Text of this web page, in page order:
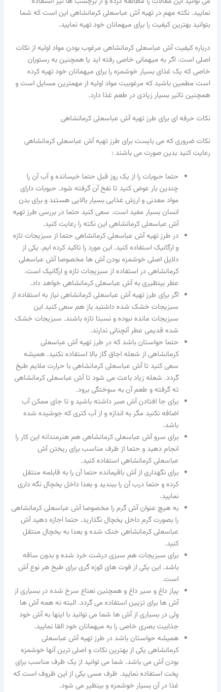
نمایید. نکته مهم در تهیه آش عباسعلی کرمانشاهی این است که شما
بتوانید بهترین کیفیت را برای میهمانان خود تهیه نمایید.
درباره کیفیت آش عباسعلی کرمانشاهی مرغوب بودن مواد اولیه از نکات
اصلی است. اگر به میهمانی خاصی رفته اید یا همچنین به رستوران
خاصی که یک غذای بسیار خوشمزه را برای میهمانان خود تهیه کرده
است مطمین باشید که مرغوبیت مواد اولیه از مهمترین مسایل است و
همچنین تاثیر بسیار زیادی در طعم غذا دارد.
نکات حرفه ای برای طرز تهیه آش عباسعلی کرمانشاهی
نکات ضروری که می بایست برای طرز تهیه آش عباسعلی کرمانشاهی
رعایت کنید بدین صورت می باشند :
حتما حبوبات را از یک روز قبل حتما خیسانده و آب آن را
چندین بار عوض کنید تا نفخ آن گرفته شود. حبوبات دارای
مواد معدنی و ارزش غذایی بسیار بالایی هستند و برای بدن
انسان بسیار مفید است. سعی کنید حتما در بررسی طرز تهیه
آش عباسعلی کرمانشاهی این نکته را رعایت کنید.
در طرز تهیه آش عباسعلی کرمانشاهی حتما از سبزیجات تازه
و ارگانیک استفاده کنید. این مورد را تاکید کرده ایم. یکی از
دلایل اصلی خوشمزه بودن آش ها مخصوصا آش عباسعلی
کرمانشاهی در استفاده از سبزیجات تازه و ارگانیک است.
عطر بینظیری به آش عباسعلی کرمانشاهی خواهد داد.
اگر برای طرز تهیه آش عباسعلی کرمانشاهی نیاز به استفاده از
سبزیجات خشک شده داشتید باز هم سعی کنید این
سبزیجات مانده نبوده و نسبتا تازه باشند. سبزیجات خشک
شده قدیمی عطر آنچنانی ندارند.
حتما حواستان باشد که در طرز تهیه آش عباسعلی
کرمانشاهی از شعله اجاق گاز بالا استفاده نکنید. همیشه
سعی کنید تا آش عباسعلی کرمانشاهی با حرارت ملایم طبخ
گردد. شعله زیاد باعث می شود تا آش عباسعلی کرمانشاهی
ته گرفته و طعم آن به سوختگی برود.
برای جا افتادن آش صبر داشته باشید و تا جای ممکن آب
اضافه نکنید مگر به اندازه و از آب کتری که جوشیده شده
باشد.
برای سرو آش عباسعلی کرمانشاهی هم هنرمندانه این کار را
انجام دهید و حتما از ظرف مناسب برای ریختن آش
عباسعلی کرمانشاهی استفاده کنید.
برای نگهداری از آش باقیمانده حتما آن را به قابلمه منتقل
کرده و حتما درب آن را ببندید و بعدا داخل یخچال نگه داری
نمایید.
به هیچ عنوان آش گرم را مخصوصا آش عباسعلی کرمانشاهی
را بصورت گرم داخل یخچال نگذارید. حتما اجازه دهید آش
عباسعلی کرمانشاهی خنک شده و بعدا به یخچال منتقل
کنید.
برای سبزیجات هم سبزی درشت خرد شده و بدون ساقه
باشد. این یکی از فوت های کوزه گری برای طبخ هر نوع آش
است.
پیاز داغ و سیر داغ و همچنین نعناع سرخ شده در بسیاری از
آش ها برای تزیین استفاده می گردد. البته نه همه آش ها
ولی در بسیاری از آش ها شما می توانید با اینها به آش خود
جذابیت بصری خاصی را به میهمانان خود القا نمایید.
همیشه حواستان باشد در طرز تهیه آش عباسعلی
کرمانشاهی یکی از بهترین نکات و اصلی ترین آنها خوشمزه
بودن آش می باشد. شما می توانید از یک ظرف مناسب برای
پخت استفاده نمایید. ظرف مسی یکی از این ظروف است که
غذا در آن بسیار خوشمزه و بینظیر می شود.